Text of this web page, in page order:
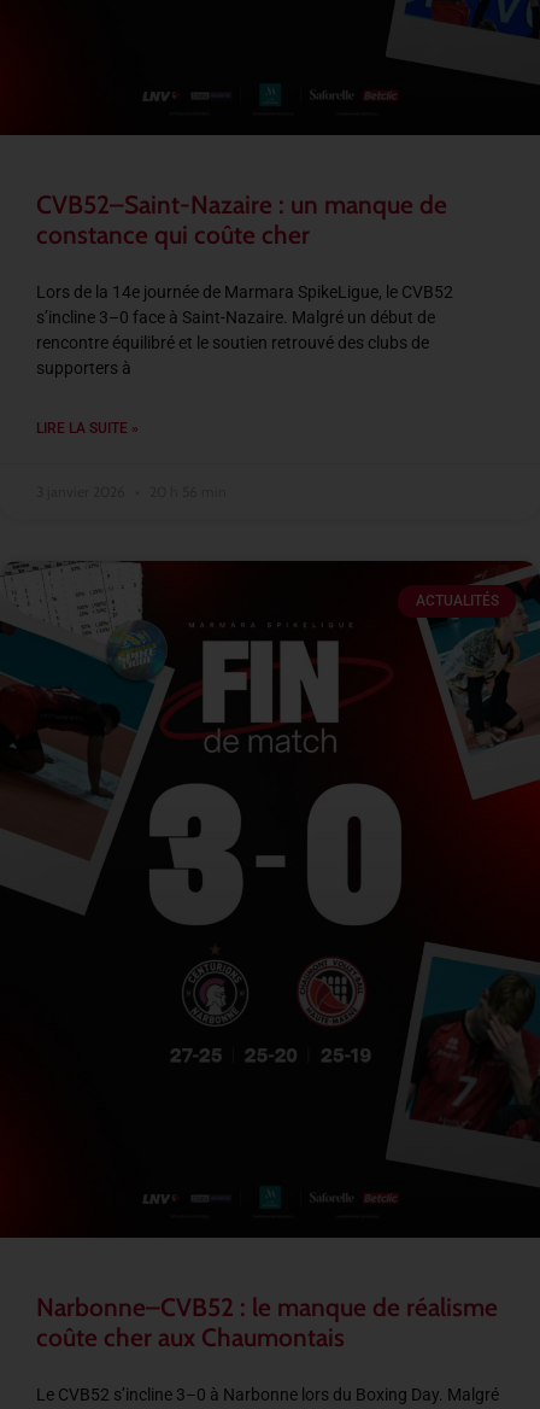
CVB52–Saint-Nazaire : un manque de
constance qui coûte cher
Lors de la 14e journée de Marmara SpikeLigue, le CVB52
s’incline 3–0 face à Saint-Nazaire. Malgré un début de
rencontre équilibré et le soutien retrouvé des clubs de
supporters à
LIRE LA SUITE »
ACTUALITÉS
Narbonne–CVB52 : le manque de réalisme
coûte cher aux Chaumontais
Le CVB52 s’incline 3–0 à Narbonne lors du Boxing Day. Malgré